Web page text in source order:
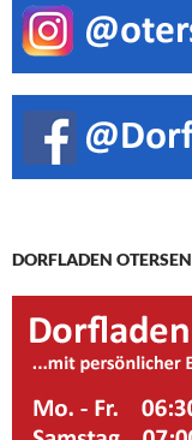
DORFLADEN OTERSEN